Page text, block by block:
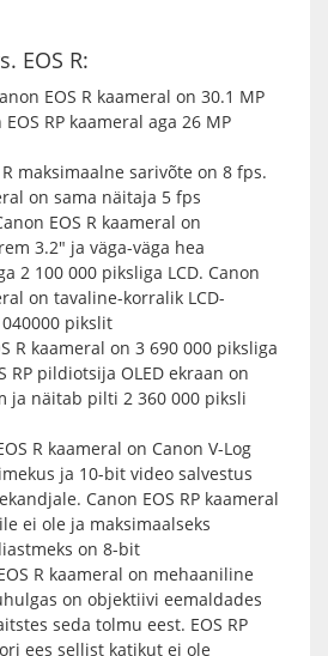
EOS R:
EOS R kaameral on 30.1 MP
RP kaameral aga 26 MP
R maksimaalne sarivõte on 8 fps.
on sama näitaja 5 fps
EOS R kaameral on
3.2″ ja väga-väga hea
2 100 000 piksliga LCD. Canon
on tavaline-korralik LCD-
pikslit
R kaameral on 3 690 000 piksliga
RP pildiotsija OLED ekraan on
ja näitab pilti 2 360 000 piksli
R kaameral on Canon V-Log
ja 10-bit video salvestus
Canon EOS RP kaameral
ei ole ja maksimaalseks
on 8-bit
R kaameral on mehaaniline
on objektiivi eemaldades
seda tolmu eest. EOS RP
ees sellist katikut ei ole